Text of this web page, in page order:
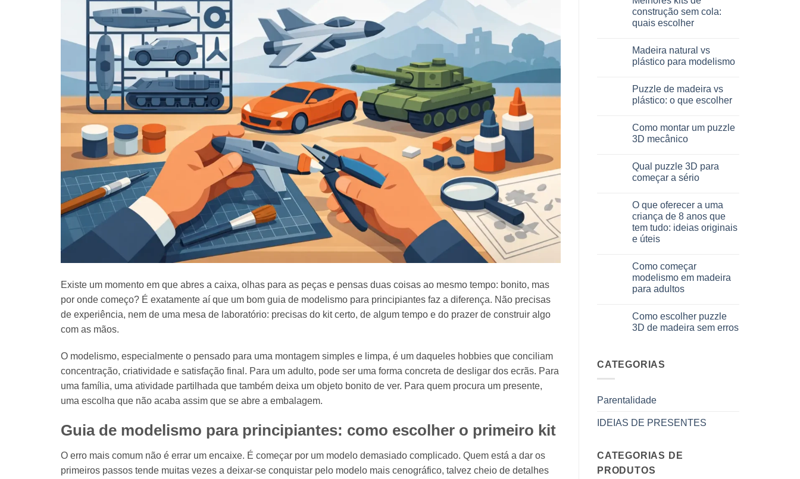
Existe um momento em que abres a caixa, olhas para as peças e pensas duas coisas ao mesmo tempo: bonito, mas
por onde começo? É exatamente aí que um bom guia de modelismo para principiantes faz a diferença. Não precisas
de experiência, nem de uma mesa de laboratório: precisas do kit certo, de algum tempo e do prazer de construir algo
com as mãos.
O modelismo, especialmente o pensado para uma montagem simples e limpa, é um daqueles hobbies que conciliam
concentração, criatividade e satisfação final. Para um adulto, pode ser uma forma concreta de desligar dos ecrãs. Para
uma família, uma atividade partilhada que também deixa um objeto bonito de ver. Para quem procura um presente,
uma escolha que não acaba assim que se abre a embalagem.
Guia de modelismo para principiantes: como escolher o primeiro kit
O erro mais comum não é errar um encaixe. É começar por um modelo demasiado complicado. Quem está a dar os
primeiros passos tende muitas vezes a deixar-se conquistar pelo modelo mais cenográfico, talvez cheio de detalhes
scegliere
intelligenti
per
scegliere
construção sem cola:
quais escolher
em
Migliori
kit
colla:
quali
scegliere
Madeira natural vs
plástico para modelismo
em
Legno
naturale
modellismo
Puzzle de madeira vs
plástico: o que escolher
em
Puzzle
legno
cosa
scegliere
Como montar um puzzle
3D mecânico
em
Come
assemblare
3D
meccanico
Qual puzzle 3D para
começar a sério
em
Quale
puzzle
3D
per
iniziare
O que oferecer a uma
criança de 8 anos que
tem tudo: ideias originais
e úteis
em
regalare
a
di
8
anni
originali
Como começar
modelismo em madeira
para adultos
em
Come
iniziare
Como escolher puzzle
3D de madeira sem erros
Come
scegliere
senza
CATEGORIAS
Parentalidade
IDEIAS DE PRESENTES
CATEGORIAS DE
PRODUTOS